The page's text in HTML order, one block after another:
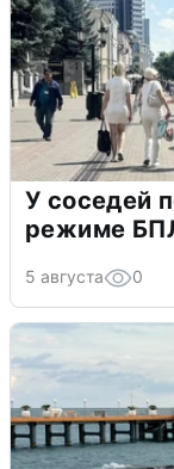
У соседей
режиме
5 августа 0